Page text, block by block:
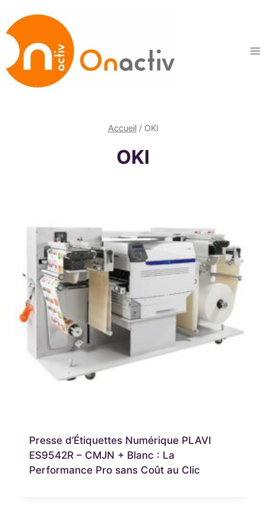
au
contenu
Accueil / OKI
OKI
Presse d’Étiquettes Numérique PLAVI
ES9542R – CMJN + Blanc : La
Performance Pro sans Coût au Clic